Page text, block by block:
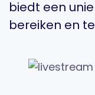
biedt een
bereiken en